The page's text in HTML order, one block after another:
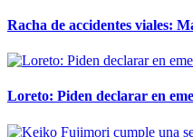
Racha de accidentes viales:
Loreto: Piden declarar en